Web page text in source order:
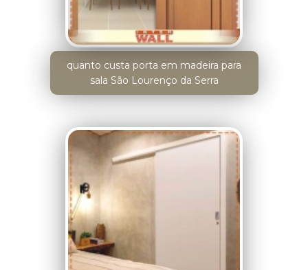
quanto custa porta em madeira para
sala São Lourenço da Serra